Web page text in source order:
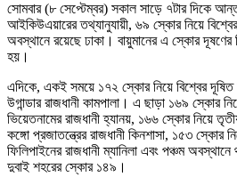
সোমবার (৮ সেপ্টেম্বর) সকাল সাড়ে ৭টার দিকে
আইকিউএয়ারের তথ্যানুযায়ী, ৬৯ স্কোর নিয়ে
অবস্থানে রয়েছে ঢাকা। বায়ুমানের এ স্কোর দূষণের
হয়।
এদিকে, একই সময়ে ১৭২ স্কোর নিয়ে বিশ্বের দূষিত
উগান্ডার রাজধানী কামপালা। এ ছাড়া ১৬৯ স্কোর
ভিয়েতনামের রাজধানী হ্যানয়, ১৬৬ স্কোর নিয়ে
কঙ্গো প্রজাতন্ত্রের রাজধানী কিনশাসা, ১৫৩ স্কোর
ফিলিপাইনের রাজধানী ম্যানিলা এবং পঞ্চম
দুবাই শহরের স্কোর ১৪৯।